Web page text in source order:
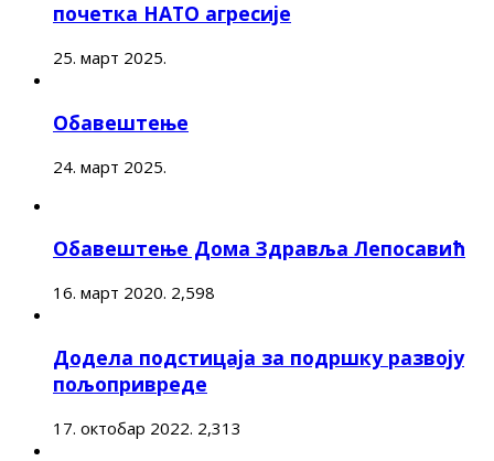
почетка НАТО агресије
25. март 2025.
Обавештење
24. март 2025.
Обавештење Дома Здравља Лепосавић
16. март 2020. 2,598
Додела подстицаја за подршку развоју
пољопривреде
17. октобар 2022. 2,313